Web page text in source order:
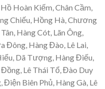
Hoàn Kiếm, Chân Cầm,
Chiếu, Hồng Hà, Chương
Hàng Cót, Lãn Ông,
Đông, Hàng Đào, Lê Lai,
Dã Tượng, Hàng Điếu,
Lê Thái Tổ, Đào Duy
Biên Phủ, Hàng Gà, Lê